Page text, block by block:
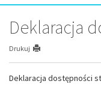
Franciszka
Chruściela
Deklaracja
Drukuj
Deklaracja dostępności